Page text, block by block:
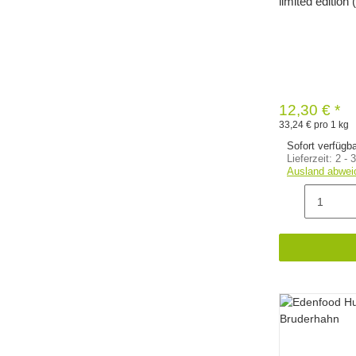
12,30 € *
33,24 € pro 1 kg
Sofort
Lieferzeit: 2 -
Ausland